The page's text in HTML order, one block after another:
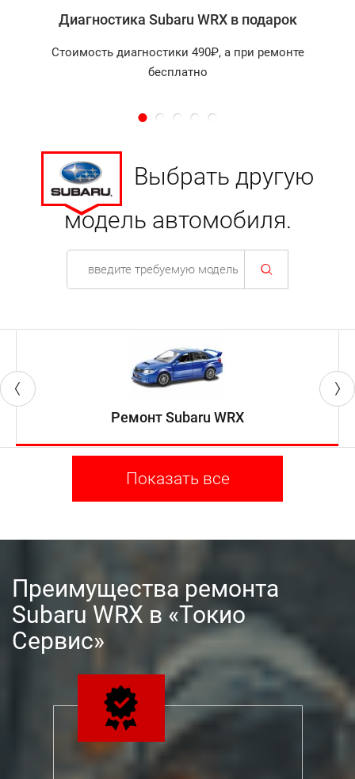
Диагностика Subaru WRX в подарок
Стоимость диагностики 490₽, а при ремонте
бесплатно
Выбрать другую
модель автомобиля.
Ремонт Subaru WRX
Показать все
Преимущества ремонта
Subaru WRX в «Токио
Сервис»